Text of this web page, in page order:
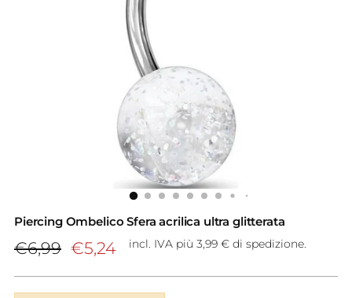
Piercing Ombelico Sfera acrilica ultra glitterata
Prezzo
listino
€6,99 €5,24 incl. IVA più 3,99 € di spedizione.